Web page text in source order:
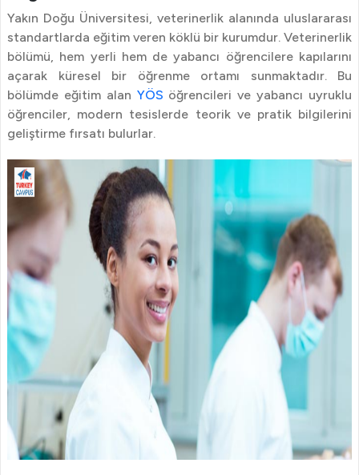
Yakın Doğu Üniversitesi, veterinerlik alanında uluslararası
standartlarda eğitim veren köklü bir kurumdur. Veterinerlik
bölümü, hem yerli hem de yabancı öğrencilere kapılarını
açarak küresel bir öğrenme ortamı sunmaktadır. Bu
bölümde eğitim alan YÖS öğrencileri ve yabancı uyruklu
öğrenciler, modern tesislerde teorik ve pratik bilgilerini
geliştirme fırsatı bulurlar.